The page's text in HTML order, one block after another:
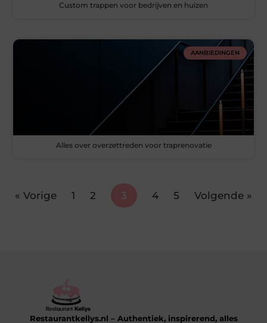
Custom trappen voor bedrijven en huizen
AANBIEDINGEN
Alles over overzettreden voor traprenovatie
« Vorige 1 2 3 4 5 Volgende »
Restaurantkellys.nl – Authentiek, inspirerend, alles